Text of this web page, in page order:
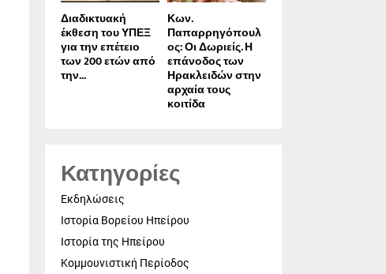
Διαδικτυακή
έκθεση του ΥΠΕΞ
για την επέτειο
των 200 ετών από
την...
Κων.
Παπαρρηγόπουλ
ος: Οι Δωριείς. Η
επάνοδος των
Ηρακλειδών στην
αρχαία τους
κοιτίδα
Κατηγορίες
Εκδηλώσεις
Ιστορία Βορείου Ηπείρου
Ιστορία της Ηπείρου
Κομμουνιστική Περίοδος